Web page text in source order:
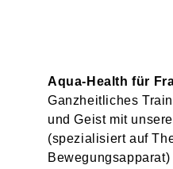
Aqua-Health für
Ganzheitliches
und Geist mit
(spezialisiert auf
Bewegungsapparat)